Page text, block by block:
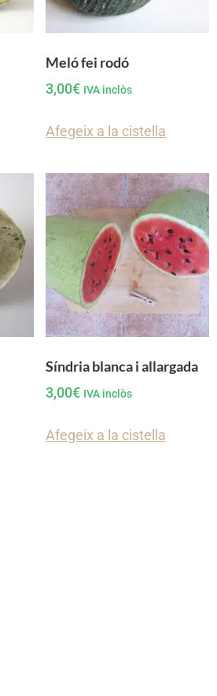
Meló fei rodó
3,00€ IVA inclòs
Afegeix a la cistella
Síndria blanca i allargada
3,00€ IVA inclòs
Afegeix a la cistella